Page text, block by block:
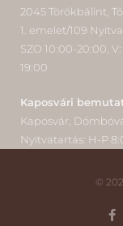
2045 Törökbálint,
1. emelet/109
SZO 10:00-20:00,
19:00
Kaposvári
Kaposvár,
Nyitvatartás: H-P
©